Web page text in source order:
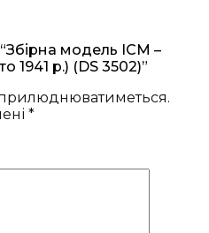
модель ICM –
1941 р.) (DS 3502)”
*